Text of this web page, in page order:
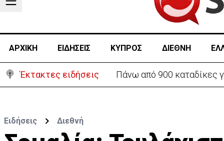
ΑΡΧΙΚΗ ΕΙΔΗΣΕΙΣ ΚΥΠΡΟΣ ΔΙΕΘΝΗ
Έκτακτες ειδήσεις Πάνω από 900 καταδίκες
Ειδήσεις Διεθνή